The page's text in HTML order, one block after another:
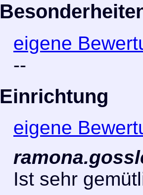
eigene
--
Einrichtung
eigene
Ist sehr